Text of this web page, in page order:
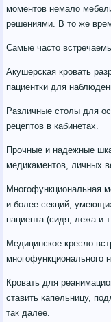
моментов немало
решениями. В то же
Самые часто
Акушерская кровать
пациентки для
Различные столы для
рецептов в кабинетах.
Прочные и надежные
медикаментов, личных
Многофункциональная
и более секций,
пациента (сидя, лежа и
Медицинское кресло
многофункционального
Кровать для
ставить капельницу,
так далее.